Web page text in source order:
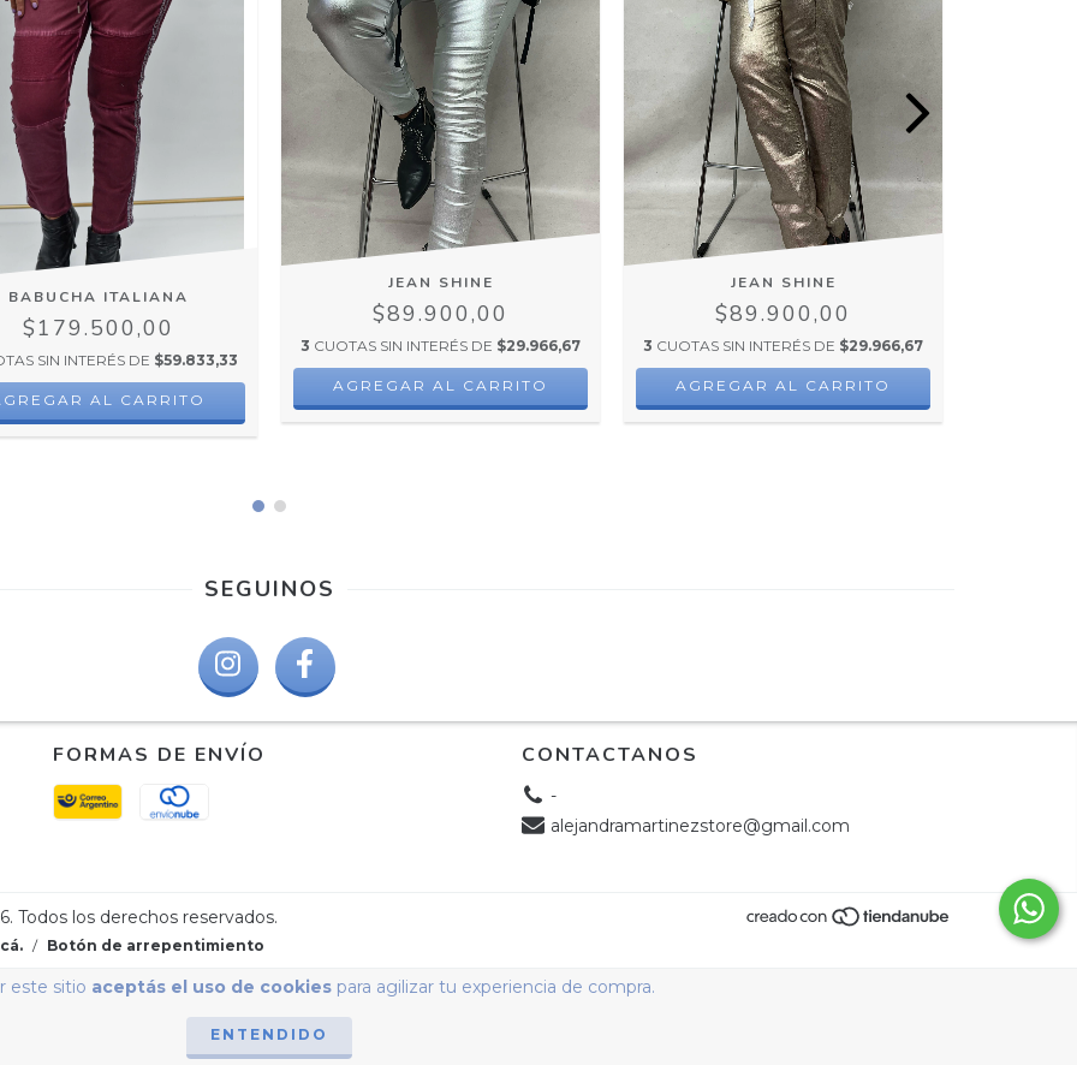
este sitio aceptás el uso de cookiespara agilizar tu experiencia de compra.
ENTENDIDO
BABUCHA ITALIANA
$179.500,00
SIN INTERÉS DE $59.833,33
AL CARRITO
JEAN SHINE
$89.900,00
3 CUOTAS SIN INTERÉS DE $29.966,67
AGREGAR AL CARRITO
JEAN SHINE
$89.900,00
3 CUOTAS SIN INTERÉS DE $29.966,67
AGREGAR AL CARRITO
SEGUINOS
FORMAS DE ENVÍO CONTACTANOS
-
alejandramartinezstore@gmail.com
Todos los derechos reservados.
/ Botón de arrepentimiento